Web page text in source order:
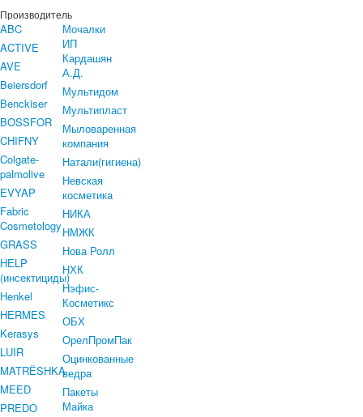
Производитель
ABC
ACTIVE
AVE
Beiersdorf
Benckiser
BOSSFOR
CHIFNY
Colgate-
palmolive
EVYAP
Fabric
Cosmetology
GRASS
HELP
(инсектициды)
Henkel
HERMES
Kerasys
LUIR
MATRЁSHKA
MEED
PREDO
Мочалки
ИП
Кардашян
А.Д.
Мультидом
Мультипласт
Мыловаренная
компания
Натали(гигиена)
Невская
косметика
НИКА
НМЖК
Нова Ролл
НХК
Нэфис-
Косметикс
ОБХ
ОрелПромПак
Оцинкованные
ведра
Пакеты
Майка